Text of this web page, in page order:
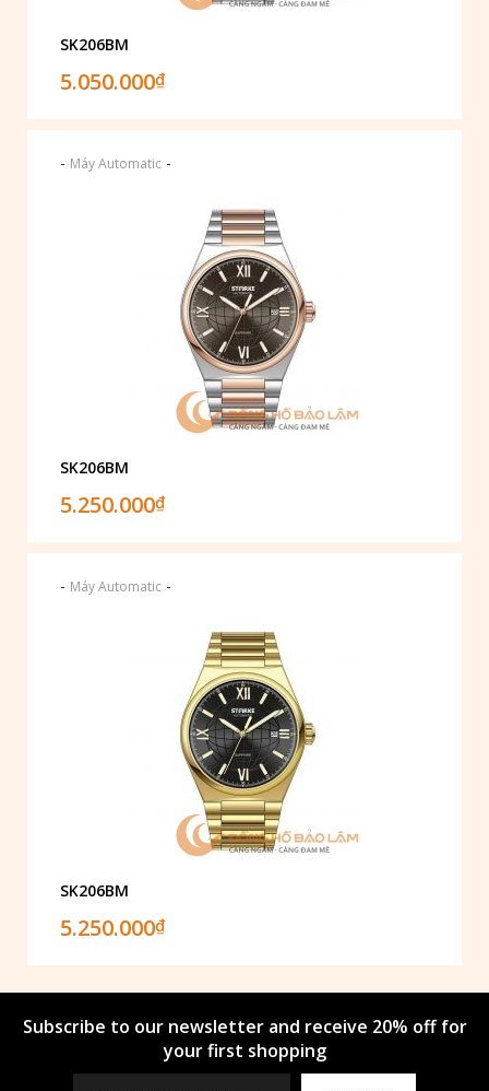
SK206BM
5.050.000₫
- Máy Automatic -
SK206BM
5.250.000₫
- Máy Automatic -
SK206BM
5.250.000₫
Subscribe to our newsletter and receive 20% off for
your first shopping